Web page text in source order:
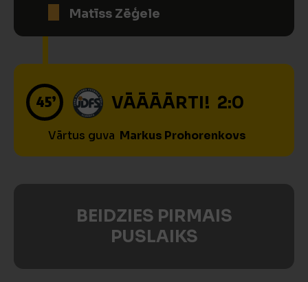
Matīss Zēģele
45’ VĀĀĀĀRTI! 2:0
Vārtus guva Markus Prohorenkovs
BEIDZIES PIRMAIS
PUSLAIKS